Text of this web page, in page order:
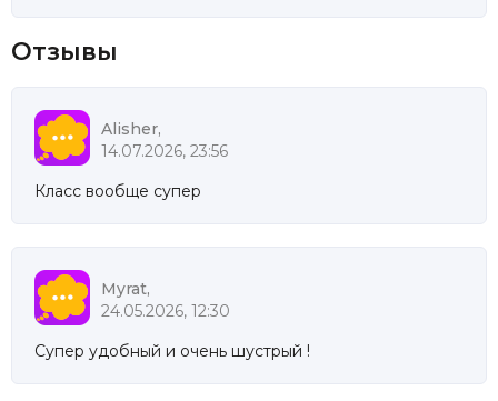
Отзывы
Alisher,
14.07.2026, 23:56
Класс вообще супер
Myrat,
24.05.2026, 12:30
Супер удобный и очень шустрый !